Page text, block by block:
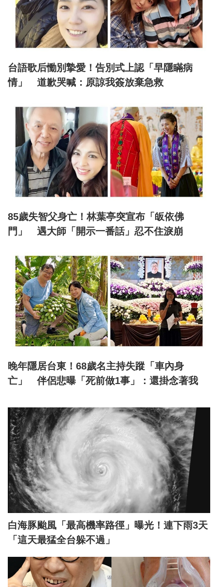
台語歌后慟別摯愛！告別式上認「早隱瞞病
情」 道歉哭喊：原諒我簽放棄急救
85歲失智父身亡！林葉亭突宣布「皈依佛
門」 遇大師「開示一番話」忍不住淚崩
晚年隱居台東！68歲名主持失蹤「車內身
亡」 伴侶悲曝「死前做1事」：還掛念著我
白海豚颱風「最高機率路徑」曝光！連下雨3天
「這天最猛全台躲不過」